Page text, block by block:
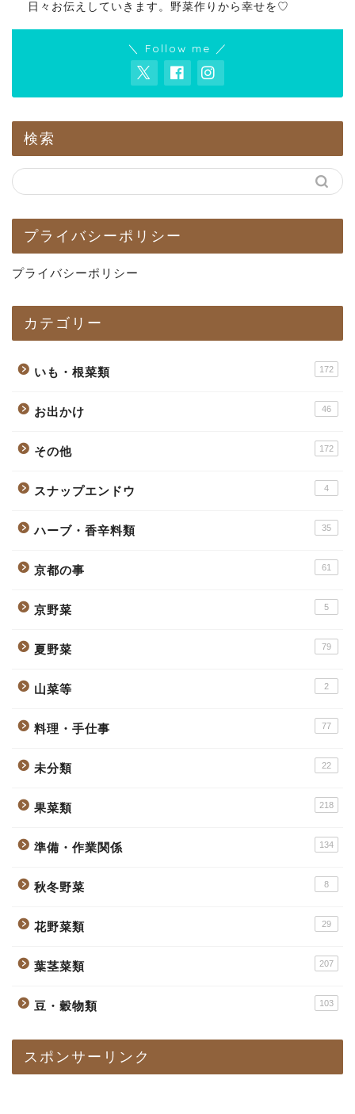
日々お伝えしていきます。野菜作りから幸せを♡
＼ Follow me ／
検索
プライバシーポリシー
プライバシーポリシー
カテゴリー
いも・根菜類 172
お出かけ 46
その他 172
スナップエンドウ 4
ハーブ・香辛料類 35
京都の事 61
京野菜 5
夏野菜 79
山菜等 2
料理・手仕事 77
未分類 22
果菜類 218
準備・作業関係 134
秋冬野菜 8
花野菜類 29
葉茎菜類 207
豆・穀物類 103
スポンサーリンク